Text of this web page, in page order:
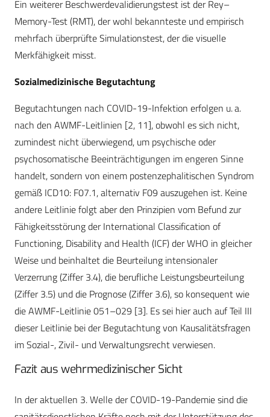
Ein weiterer Beschwerdevalidierungstest ist der Rey–
Memory-Test (RMT), der wohl bekannteste und empirisch
mehrfach überprüfte Simulationstest, der die visuelle
Merkfähigkeit misst.
Sozialmedizinische Begutachtung
Begutachtungen nach COVID-19-Infektion erfolgen u. a.
nach den AWMF-Leitlinien [2, 11], obwohl es sich nicht,
zumindest nicht überwiegend, um psychische oder
psychosomatische Beeinträchtigungen im engeren Sinne
handelt, sondern von einem postenzephalitischen Syndrom
gemäß ICD10: F07.1, alternativ F09 auszugehen ist. Keine
andere Leitlinie folgt aber den Prinzipien vom Befund zur
Fähigkeitsstörung der International Classification of
Functioning, Disability and Health (ICF) der WHO in gleicher
Weise und beinhaltet die Beurteilung intensionaler
Verzerrung (Ziffer 3.4), die berufliche Leistungsbeurteilung
(Ziffer 3.5) und die Prognose (Ziffer 3.6), so konsequent wie
die AWMF-Leitlinie 051–029 [3]. Es sei hier auch auf Teil III
dieser Leitlinie bei der Begutachtung von Kausalitätsfragen
im Sozial-, Zivil- und Verwaltungsrecht verwiesen.
Fazit aus wehrmedizinischer Sicht
In der aktuellen 3. Welle der COVID-19-Pandemie sind die